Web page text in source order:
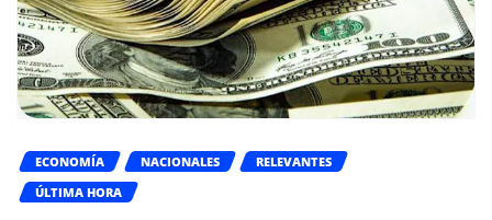
ECONOMÍA NACIONALES
RELEVANTES
ÚLTIMA HORA